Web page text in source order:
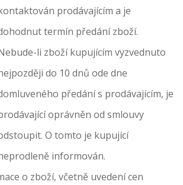
prodávajícím a je
termín předání zboží.
li zboží kupujícím vyzvednuto
do 10 dnů ode dne
předání s prodávajícím, je
oprávněn od smlouvy
O tomto je kupující
informován.
o zboží, včetně uvedení cen